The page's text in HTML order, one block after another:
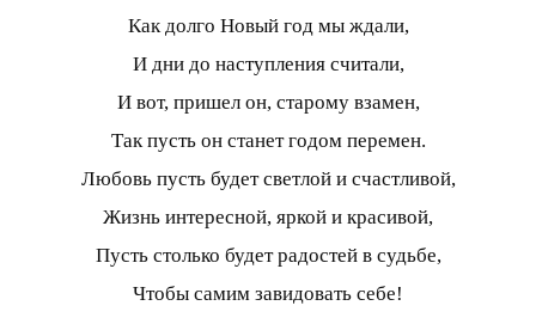
Как долго Новый год мы ждали,
И дни до наступления считали,
И вот, пришел он, старому взамен,
Так пусть он станет годом перемен.
Любовь пусть будет светлой и счастливой,
Жизнь интересной, яркой и красивой,
Пусть столько будет радостей в судьбе,
Чтобы самим завидовать себе!